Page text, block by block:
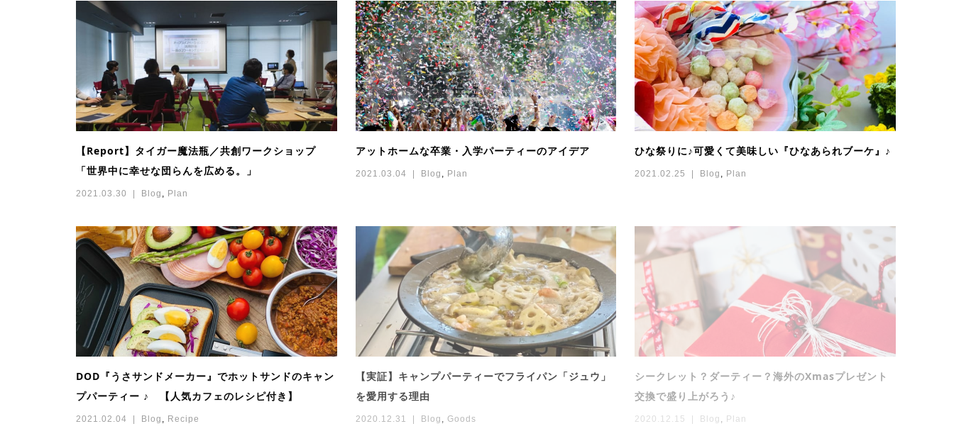
【Report】タイガー魔法瓶／共創ワークショップ
「世界中に幸せな団らんを広める。」
2021.03.30 Blog Plan
アットホームな卒業・入学パーティーのアイデア
2021.03.04 Blog Plan
ひな祭りに♪可愛くて美味しい『ひなあられブーケ』♪
2021.02.25 Blog Plan
DOD『うさサンドメーカー』でホットサンドのキャン
プパーティー ♪ 【人気カフェのレシピ付き】
2021.02.04 Blog , Recipe
【実証】キャンプパーティーでフライパン「ジュウ」
を愛用する理由
2020.12.31 Blog , Goods
シークレット？ダーティー？海外のXmasプレゼント
交換で盛り上がろう♪
2020.12.15 Blog , Plan